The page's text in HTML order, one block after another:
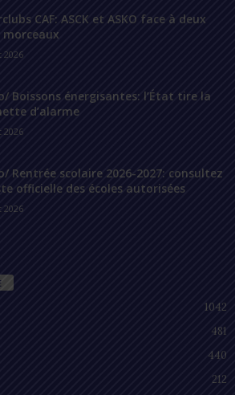
CAF: ASCK et ASKO face à deux
morceaux
2026
Boissons énergisantes: l’État tire la
d’alarme
2026
Rentrée scolaire 2026-2027: consultez
officielle des écoles autorisées
2026
1042
481
440
212